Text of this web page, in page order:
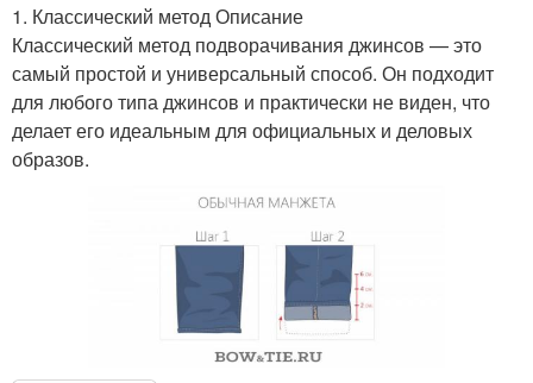
1. Классический метод Описание
Классический метод подворачивания джинсов — это
самый простой и универсальный способ. Он подходит
для любого типа джинсов и практически не виден, что
делает его идеальным для официальных и деловых
образов.